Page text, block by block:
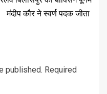
मंदीप कौर ने स्वर्ण पदक जीता
published. Required